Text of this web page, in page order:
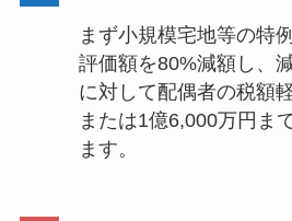
まず小規模宅地等の特
評価額を80%減額し、
に対して配偶者の税額
または1億6,000万円ま
ます。